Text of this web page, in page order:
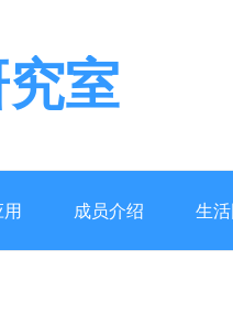
室
成员介绍 生